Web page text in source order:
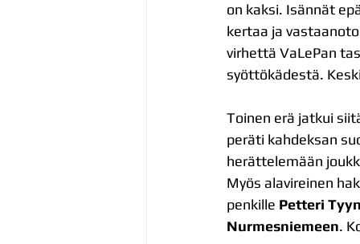
on kaksi. Isännät
kertaa ja
virhettä VaLePan
syöttökädestä.
Toinen erä jatkui
peräti kahdeksan
herättelemään
Myös alavireinen
penkille Petteri
Nurmesniemeen.